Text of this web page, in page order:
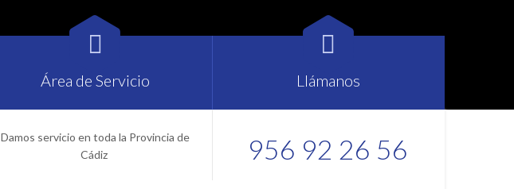

Área de Servicio
Damos servicio en toda la Provincia de
Cádiz

Llámanos
956 92 26 56